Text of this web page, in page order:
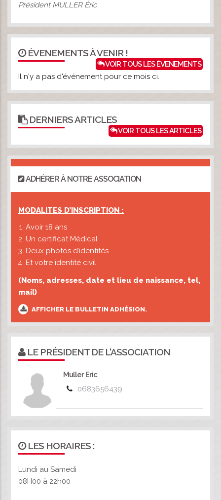
Président MULLER Éric
ÉVENEMENTS À VENIR !
VOIR TOUS LES ÉVENEMENTS
Il n'y a pas d'événement pour ce mois ci.
DERNIERS ARTICLES
VOIR TOUS LES ARTICLES
ADHÉRER À NOTRE ASSOCIATION
MODALITES D’INSCRIPTION :
Avoir 18 ans
Un certificat Médical
Deux photos d’identités
Et votre identité civil
(Noms, adresses, date et lieu de naissance, tel,
mail)
AFFICHER LE BULLETIN ADHÉSION.
LE PRÉSIDENT DE L'ASSOCIATION
Muller Eric
0683656439
LES HORAIRES :
Lundi au Samedi
08H00 à 22h00